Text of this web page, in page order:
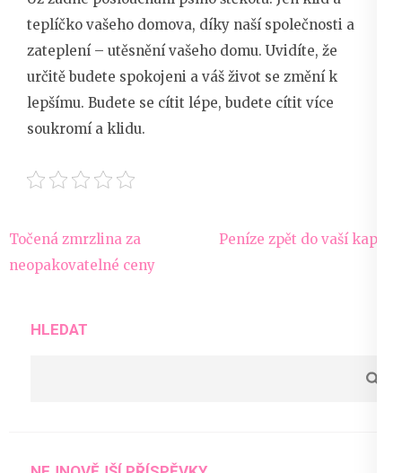
teplíčko vašeho domova, díky naší společnosti a
zateplení – utěsnění vašeho domu. Uvidíte, že
určitě budete spokojeni a váš život se změní k
lepšímu. Budete se cítit lépe, budete cítit více
soukromí a klidu.
Navigace
pro
Točená zmrzlina za
neopakovatelné ceny
Peníze zpět do vaší kapsy
HLEDAT